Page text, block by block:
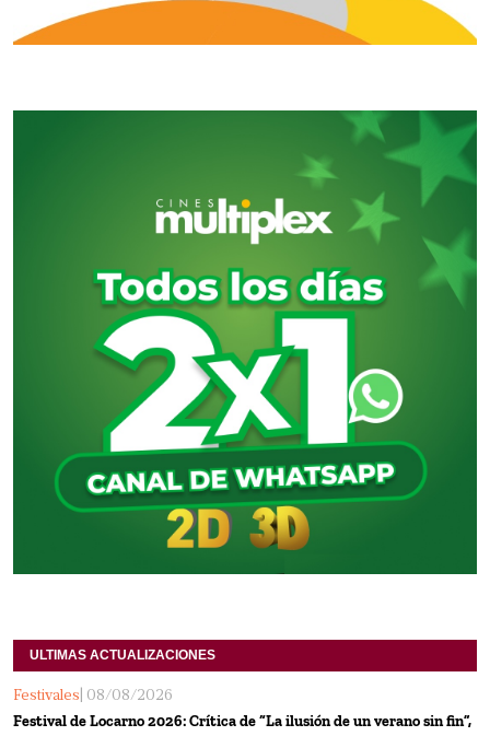
ULTIMAS ACTUALIZACIONES
Festivales | 08/08/2026
Festival de Locarno 2026: Crítica de “La ilusión de un verano sin fin”,